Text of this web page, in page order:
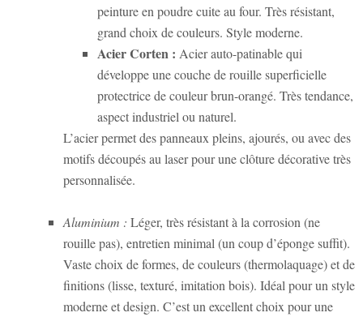
peinture en poudre cuite au four. Très résistant,
grand choix de couleurs. Style moderne.
Acier Corten : Acier auto-patinable qui
développe une couche de rouille superficielle
protectrice de couleur brun-orangé. Très tendance,
aspect industriel ou naturel.
L’acier permet des panneaux pleins, ajourés, ou avec des
motifs découpés au laser pour une clôture décorative très
personnalisée.
Aluminium : Léger, très résistant à la corrosion (ne
rouille pas), entretien minimal (un coup d’éponge suffit).
Vaste choix de formes, de couleurs (thermolaquage) et de
finitions (lisse, texturé, imitation bois). Idéal pour un style
moderne et design. C’est un excellent choix pour une